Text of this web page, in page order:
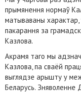
прымянення нормаў
матываваны характар,
пакарання за
Казлова.
Акрамя таго мы
Казлова, па сваёй
выглядзе арышту у
Беларусь. Зняволенне